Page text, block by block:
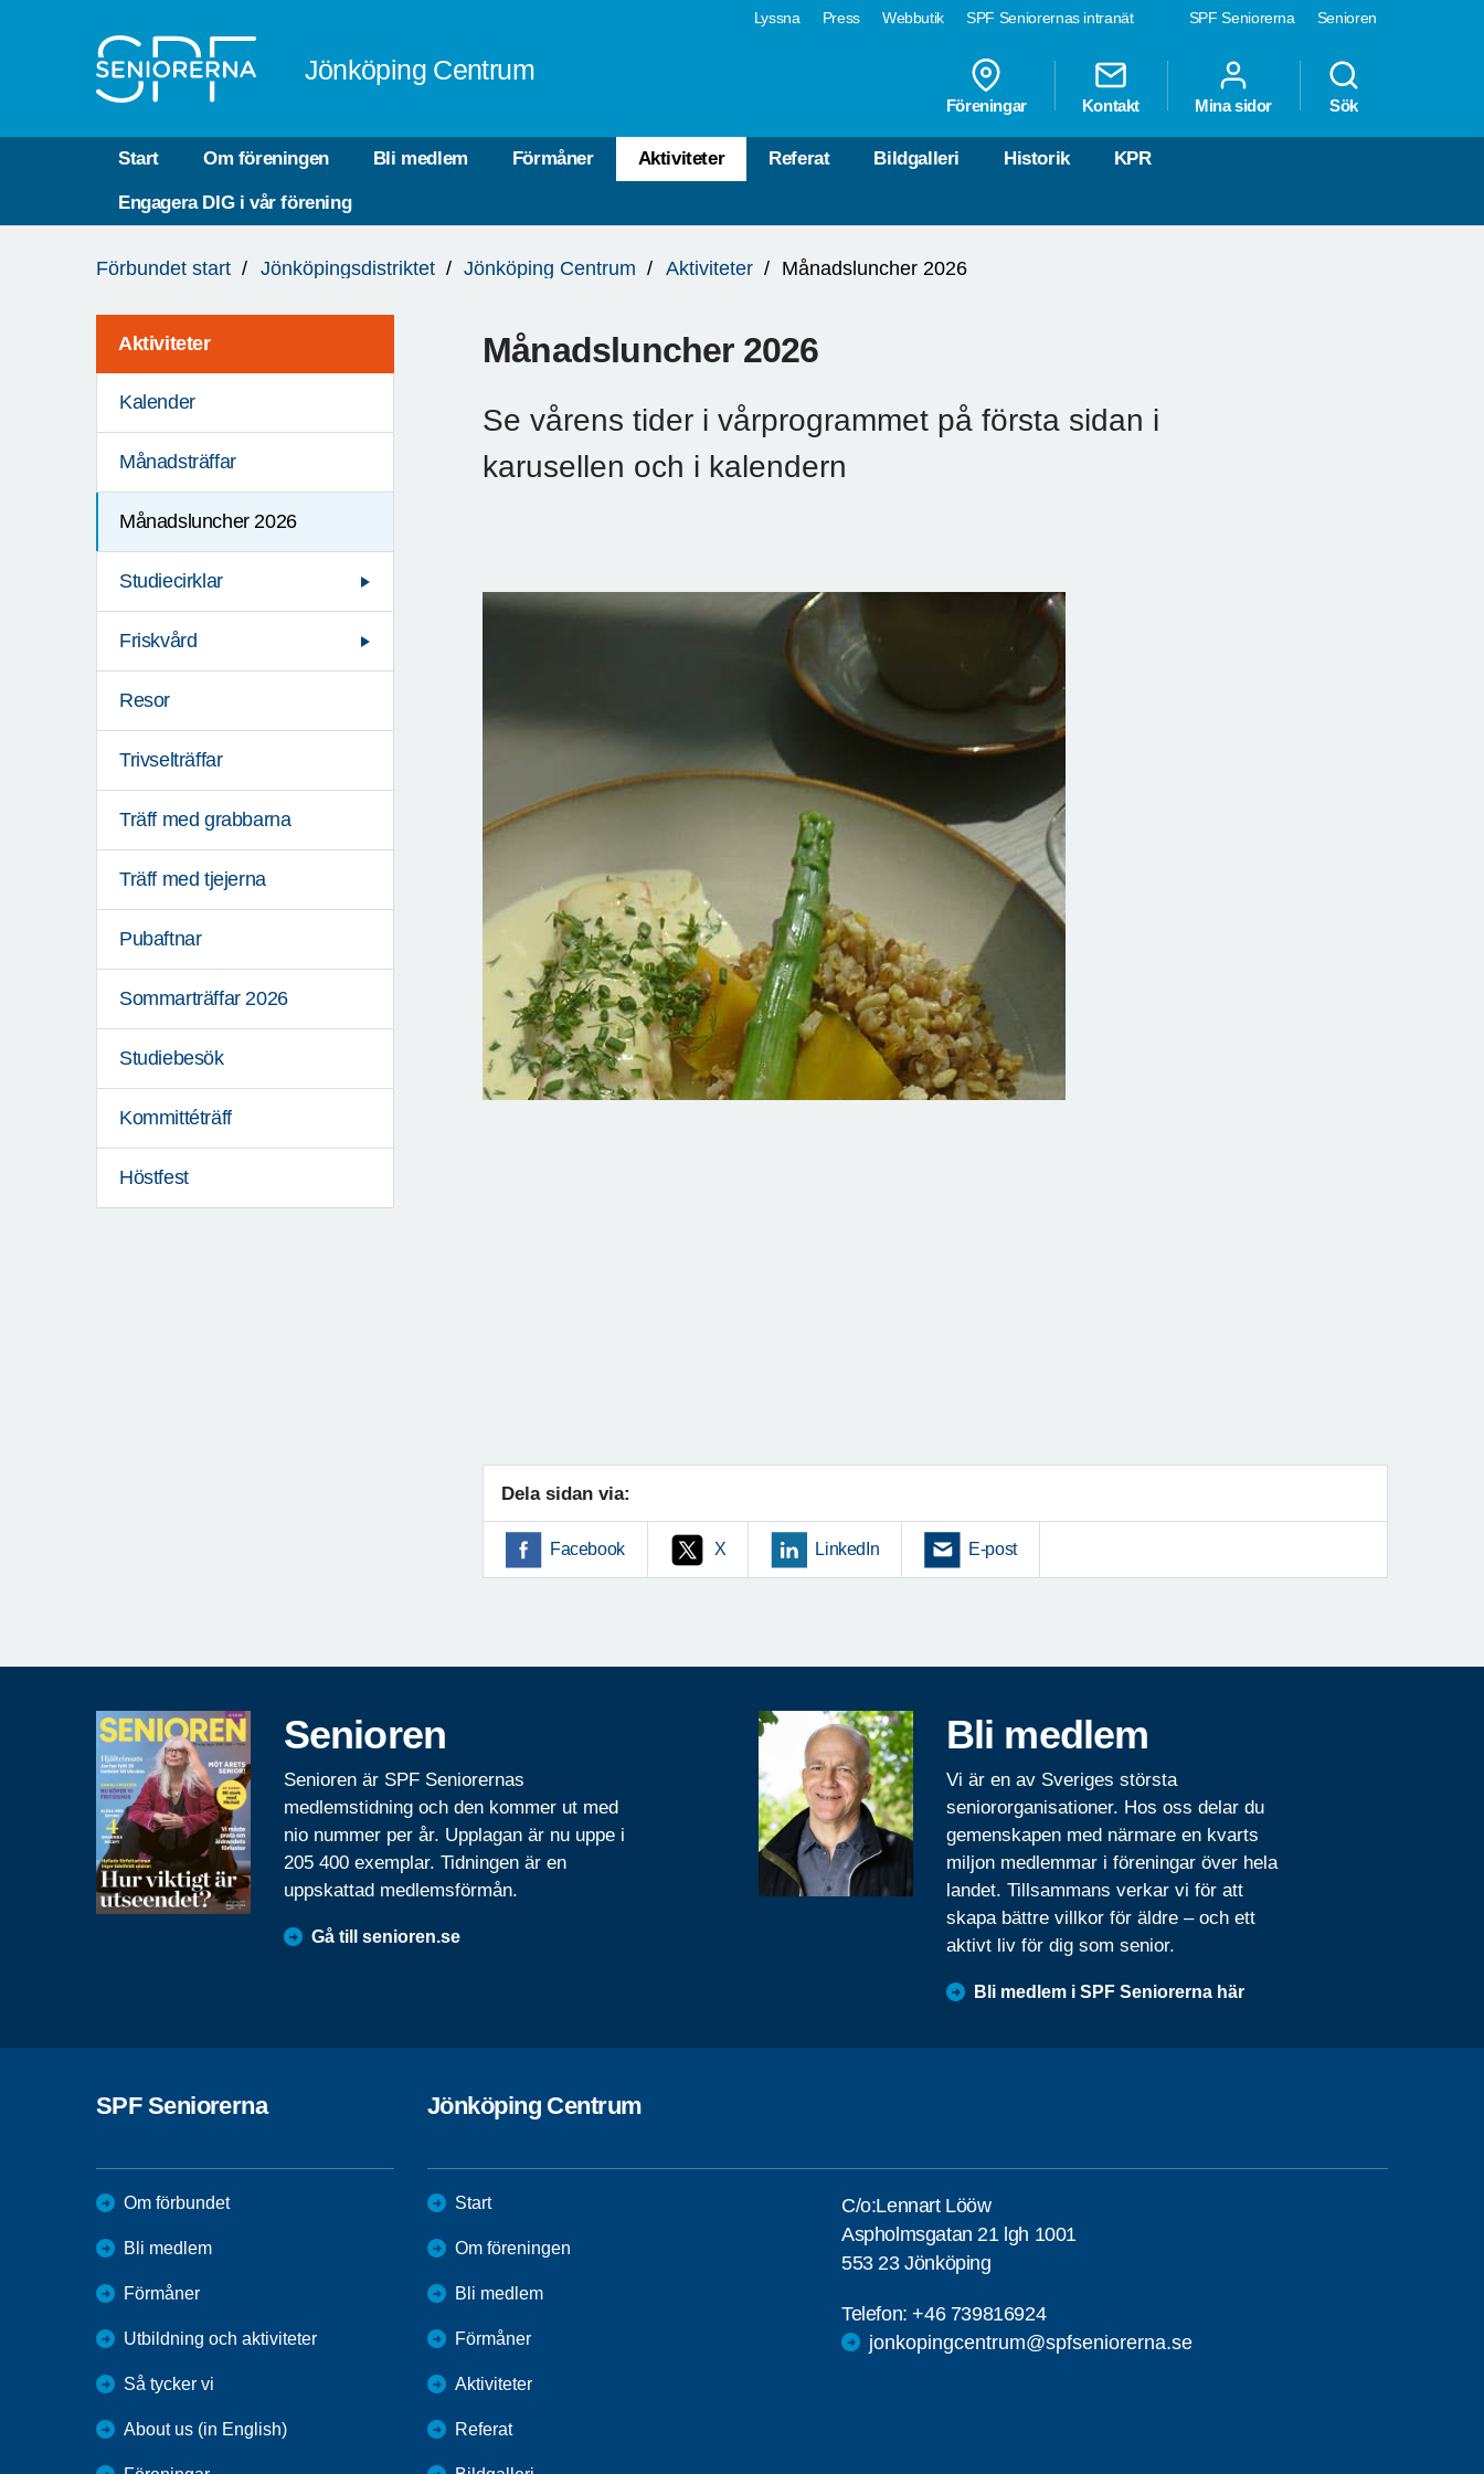
SPF Seniorerna Senioren
Lyssna Press Webbutik SPF Seniorernas intranät
Jönköping Centrum
Föreningar Kontakt Mina sidor Sök
Start Om föreningen Bli medlem Förmåner Aktiviteter Referat Bildgalleri Historik KPR
Engagera DIG i vår förening
är
Förbundet start Jönköpingsdistriktet Jönköping Centrum Aktiviteter Månadsluncher 2026
Aktiviteter
Kalender
Månadsträffar
Månadsluncher 2026
Studiecirklar
Friskvård
Resor
Trivselträffar
Träff med grabbarna
Träff med tjejerna
Pubaftnar
Sommarträffar 2026
Studiebesök
Kommittéträff
Höstfest
Månadsluncher 2026
Se vårens tider i vårprogrammet på första sidan i
karusellen och i kalendern
Dela sidan via:
Facebook X LinkedIn E-post
Senioren
Senioren är SPF Seniorernas
medlemstidning och den kommer ut med
nio nummer per år. Upplagan är nu uppe i
205 400 exemplar. Tidningen är en
uppskattad medlemsförmån.
Gå till senioren.se
Bli medlem
Vi är en av Sveriges största
seniororganisationer. Hos oss delar du
gemenskapen med närmare en kvarts
miljon medlemmar i föreningar över hela
landet. Tillsammans verkar vi för att
skapa bättre villkor för äldre – och ett
aktivt liv för dig som senior.
Bli medlem i SPF Seniorerna här
SPF Seniorerna
Om förbundet
Bli medlem
Förmåner
Utbildning och aktiviteter
Så tycker vi
About us (in English)
Jönköping Centrum
Start
Om föreningen
Bli medlem
Förmåner
Aktiviteter
Referat
C/o:Lennart Lööw
Aspholmsgatan 21 lgh 1001
553 23 Jönköping
Telefon:+46 739816924
jonkopingcentrum@spfseniorerna.se